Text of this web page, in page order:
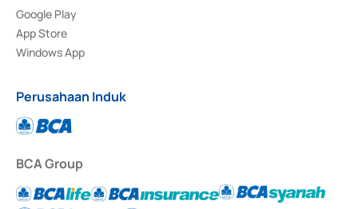
Google Play
App Store
Windows App
Perusahaan Induk
BCA Group